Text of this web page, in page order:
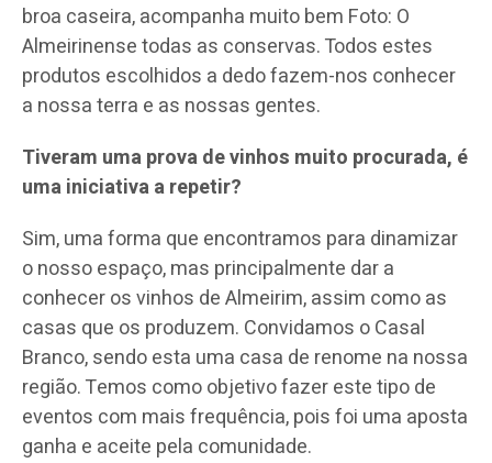
broa caseira, acompanha muito bem Foto: O
Almeirinense todas as conservas. Todos estes
produtos escolhidos a dedo fazem-nos conhecer
a nossa terra e as nossas gentes.
Tiveram uma prova de vinhos muito procurada, é
uma iniciativa a repetir?
Sim, uma forma que encontramos para dinamizar
o nosso espaço, mas principalmente dar a
conhecer os vinhos de Almeirim, assim como as
casas que os produzem. Convidamos o Casal
Branco, sendo esta uma casa de renome na nossa
região. Temos como objetivo fazer este tipo de
eventos com mais frequência, pois foi uma aposta
ganha e aceite pela comunidade.